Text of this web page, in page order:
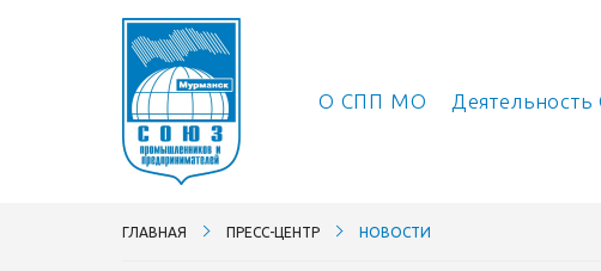
О СПП МО
ГЛАВНАЯ ПРЕСС-ЦЕНТР НОВОСТИ